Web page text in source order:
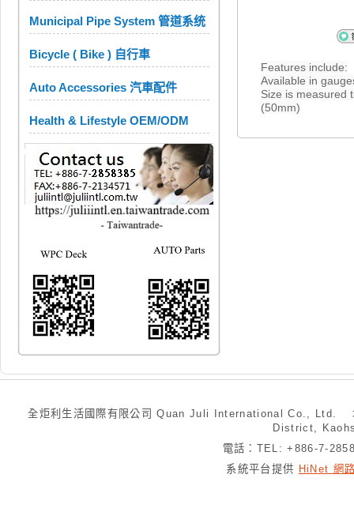
Municipal Pipe System 管道系统
Bicycle ( Bike ) 自行車
Auto Accessories 汽車配件
Health & Lifestyle OEM/ODM
Features include:
Available in
Size is measured
(50mm)
全炬利生活國際有限公司 Quan Juli International Co., Ltd.
District,
電話：TEL: +886-7-
系統平台提供 HiNet 網